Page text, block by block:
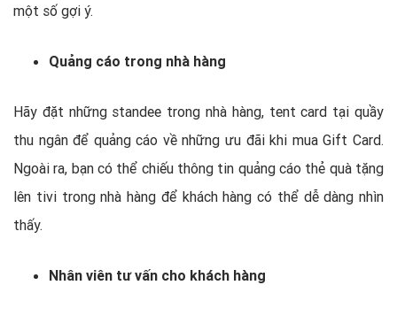
một số gợi ý.
Quảng cáo trong nhà hàng
Hãy đặt những standee trong nhà hàng, tent card tại quầy
thu ngân để quảng cáo về những ưu đãi khi mua Gift Card.
Ngoài ra, bạn có thể chiếu thông tin quảng cáo thẻ quà tặng
lên tivi trong nhà hàng để khách hàng có thể dễ dàng nhìn
thấy.
Nhân viên tư vấn cho khách hàng